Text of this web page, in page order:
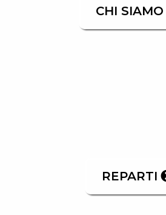
CHI SIAMO
REPARTI